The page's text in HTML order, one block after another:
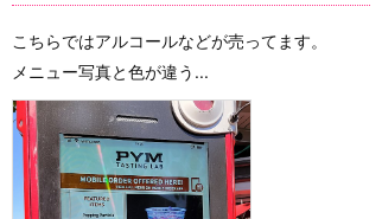
こちらではアルコールなどが売ってます。
メニュー写真と色が違う...